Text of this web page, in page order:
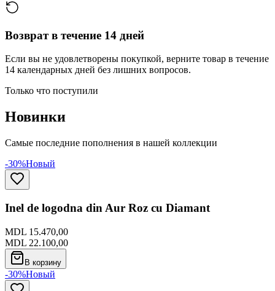
Возврат в течение 14 дней
Если вы не удовлетворены покупкой, верните товар в течение
14 календарных дней без лишних вопросов.
Только что поступили
Новинки
Самые последние пополнения в нашей коллекции
-30%Новый
Inel de logodna din Aur Roz cu Diamant
MDL 15.470,00
MDL 22.100,00
В корзину
-30%Новый